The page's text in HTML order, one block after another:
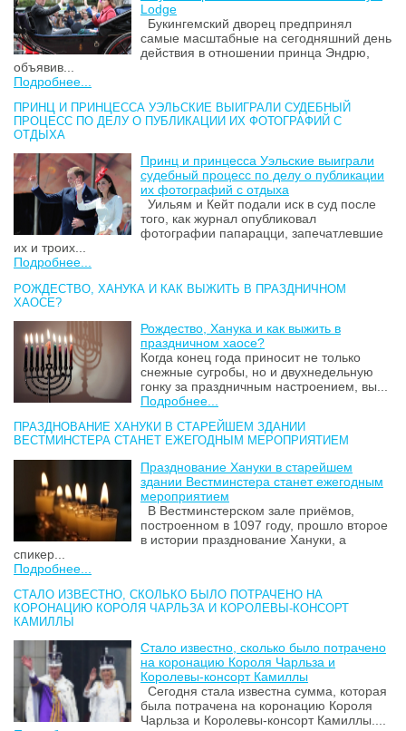
Lodge
Букингемский дворец предпринял
самые масштабные на сегодняшний день
действия в отношении принца Эндрю,
объявив...
Подробнее...
ПРИНЦ И ПРИНЦЕССА УЭЛЬСКИЕ ВЫИГРАЛИ СУДЕБНЫЙ
ПРОЦЕСС ПО ДЕЛУ О ПУБЛИКАЦИИ ИХ ФОТОГРАФИЙ С
ОТДЫХА
Принц и принцесса Уэльские выиграли
судебный процесс по делу о публикации
их фотографий с отдыха
Уильям и Кейт подали иск в суд после
того, как журнал опубликовал
фотографии папарацци, запечатлевшие
их и троих...
Подробнее...
РОЖДЕСТВО, ХАНУКА И КАК ВЫЖИТЬ В ПРАЗДНИЧНОМ
ХАОСЕ?
Рождество, Ханука и как выжить в
праздничном хаосе?
Когда конец года приносит не только
снежные сугробы, но и двухнедельную
гонку за праздничным настроением, вы...
Подробнее...
ПРАЗДНОВАНИЕ ХАНУКИ В СТАРЕЙШЕМ ЗДАНИИ
ВЕСТМИНСТЕРА СТАНЕТ ЕЖЕГОДНЫМ МЕРОПРИЯТИЕМ
Празднование Хануки в старейшем
здании Вестминстера станет ежегодным
мероприятием
В Вестминстерском зале приёмов,
построенном в 1097 году, прошло второе
в истории празднование Хануки, а
спикер...
Подробнее...
СТАЛО ИЗВЕСТНО, СКОЛЬКО БЫЛО ПОТРАЧЕНО НА
КОРОНАЦИЮ КОРОЛЯ ЧАРЛЬЗА И КОРОЛЕВЫ-КОНСОРТ
КАМИЛЛЫ
Стало известно, сколько было потрачено
на коронацию Короля Чарльза и
Королевы-консорт Камиллы
Сегодня стала известна сумма, которая
была потрачена на коронацию Короля
Чарльза и Королевы-консорт Камиллы....